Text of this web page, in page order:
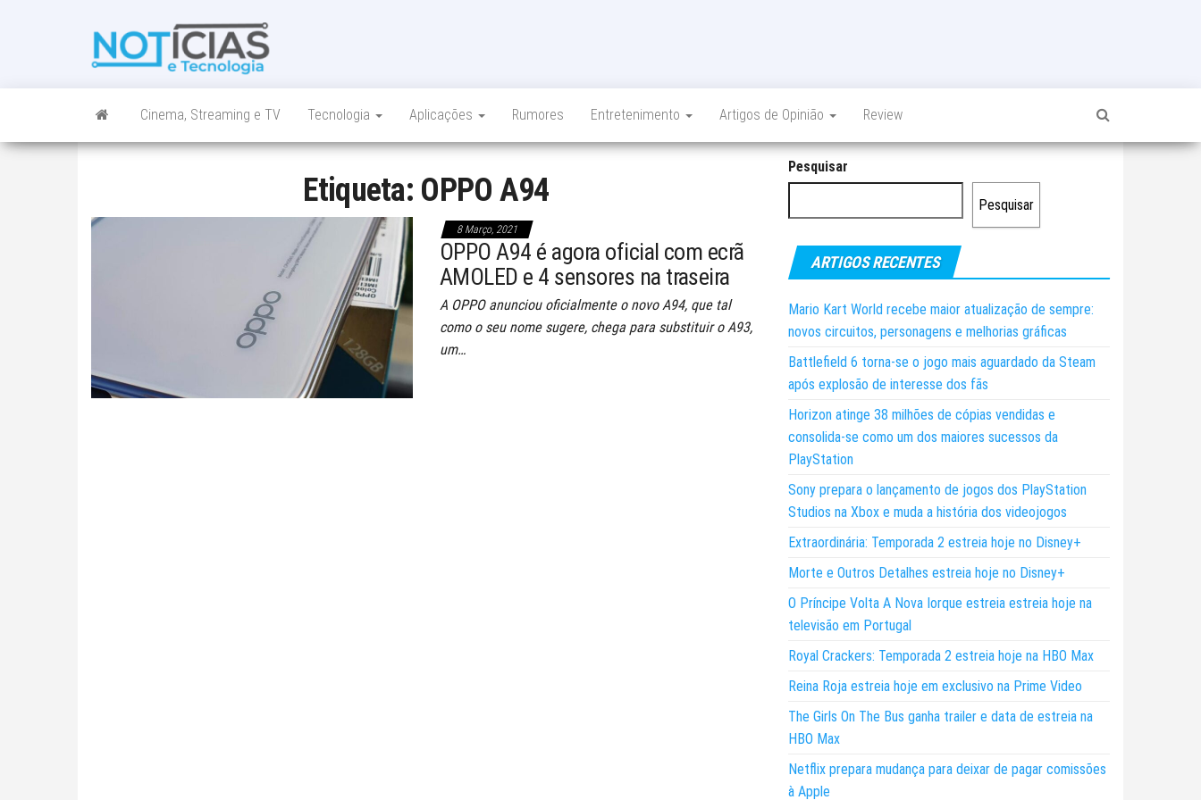
num só lugar
Cinema, Streaming e TV Tecnologia Aplicações Rumores Entretenimento Artigos de Opinião Review
Etiqueta: OPPO A94
8 Março, 2021
OPPO A94 é agora oficial com ecrã
AMOLED e 4 sensores na traseira
A OPPO anunciou oficialmente o novo A94, que tal
como o seu nome sugere, chega para substituir o A93,
um…
Pesquisar
Pesquisar
ARTIGOS RECENTES
Mario Kart World recebe maior atualização de sempre:
novos circuitos, personagens e melhorias gráficas
Battlefield 6 torna-se o jogo mais aguardado da Steam
após explosão de interesse dos fãs
Horizon atinge 38 milhões de cópias vendidas e
consolida-se como um dos maiores sucessos da
PlayStation
Sony prepara o lançamento de jogos dos PlayStation
Studios na Xbox e muda a história dos videojogos
Extraordinária: Temporada 2 estreia hoje no Disney+
Morte e Outros Detalhes estreia hoje no Disney+
O Príncipe Volta A Nova Iorque estreia estreia hoje na
televisão em Portugal
Royal Crackers: Temporada 2 estreia hoje na HBO Max
Reina Roja estreia hoje em exclusivo na Prime Video
The Girls On The Bus ganha trailer e data de estreia na
HBO Max
Netflix prepara mudança para deixar de pagar comissões
à Apple